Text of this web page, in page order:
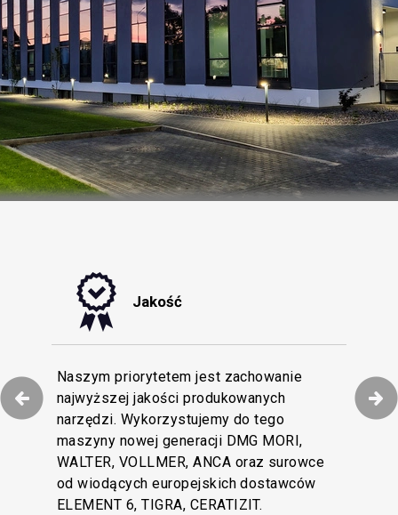
Jakość
Naszym priorytetem jest zachowanie
najwyższej jakości produkowanych
narzędzi. Wykorzystujemy do tego
maszyny nowej generacji DMG MORI,
WALTER, VOLLMER, ANCA oraz surowce
od wiodących europejskich dostawców
ELEMENT 6, TIGRA, CERATIZIT.
procesów
efektywną
Klientów i
na
magazyn z
dostępności
Dokładamy wszelkich starań, by obsługa
Klienta w naszej firmie pozostawała na
najwyższym poziomie. Wielojęzyczny
zespół Obsługi Klienta wesprze Cię swoją
wiedzą techniczną i doświadczeniem.